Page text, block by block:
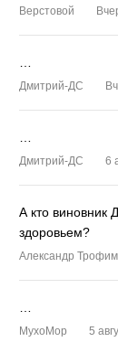
Верстовой
Дмитрий-ДС
Дмитрий-ДС 6
А кто виновник
здоровьем?
Александр
MyxoMop 5